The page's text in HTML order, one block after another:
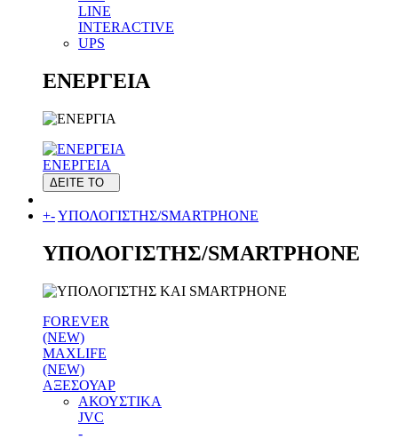
LINE
INTERACTIVE
UPS
ΕΝΕΡΓΕΙΑ
ΕΝΕΡΓΕΙΑ
ΔΕΙΤΕ ΤΟ
+-ΥΠΟΛΟΓΙΣΤΗΣ/SMARTPHONE
ΥΠΟΛΟΓΙΣΤΗΣ/SMARTPHONE
FOREVER
(NEW)
MAXLIFE
(NEW)
ΑΞΕΣΟΥΑΡ
ΑΚΟΥΣΤΙΚΑ
JVC
-